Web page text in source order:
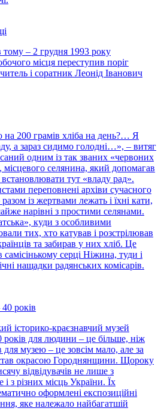
– 2 грудня 1993 року
місця переступив поріг
і соратник Леонід Іванович
200 грамів хліба на день?… Я
а зараз сидимо голодні…», – витяг
одним із так званих «червоних
селянина, який допомагав
тут «владу рад».
переповнені архіви сучасного
із жертвами лежать і їхні кати,
нарівні з простими селянами.
куди з особливими
тих, хто катував і розстрілював
та забирав у них хліб. Це
серці Ніжина, туди і
нащадки радянських комісарів.
років
історико-краєзнавчий музей
років для людини – це більше, ніж
музею – це зовсім мало, але за
окрасою Городнянщини. Щороку
відвідувачів не лише з
і з різних місць України. Їх
оформлені експозиційні
яке належало найбагатшій